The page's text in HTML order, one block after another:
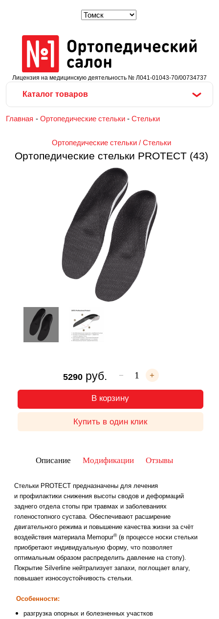
Лицензия на медицинскую деятельность № Л041-01043-70/00734737
Каталог товаров
Главная - Ортопедические стельки - Стельки
Ортопедические стельки / Стельки
Ортопедические стельки PROTECT (43)
5290руб. − +
В корзину
Купить в один клик
Описание Модификации Отзывы
Стельки PROTECT предназначены для лечения
и профилактики снижения высоты сводов и деформаций
заднего отдела стопы при травмах и заболеваниях
голеностопного сустава. Обеспечивают расширение
двигательного режима и повышение качества жизни за счёт
воздействия материала Memopur®(в процессе носки стельки
приобретают индивидуальную форму, что позволяет
оптимальным образом распределить давление на стопу).
Покрытие Silverline нейтрализует запахи, поглощает влагу,
повышает износоустойчивость стельки.
Особенности:
разгрузка опорных и болезненных участков